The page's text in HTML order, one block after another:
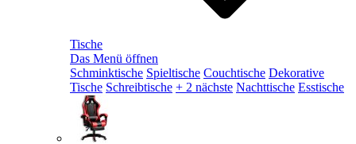
Tische
Das Menü öffnen
Schminktische Spieltische Couchtische Dekorative
Tische Schreibtische + 2 nächste Nachttische Esstische